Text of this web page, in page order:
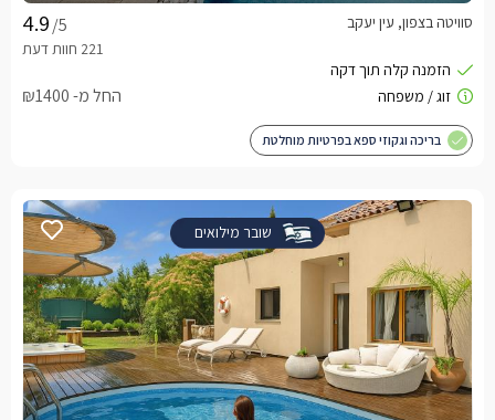
/5 סוויטה בצפון, עין יעקב
החל מ- ₪1400
בריכה וגקוזי ספא בפרטיות מוחלטת
שובר מילואים